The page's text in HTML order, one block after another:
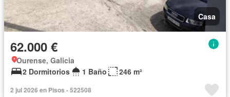
Casa
62.000 €
Ourense, Galicia
2 Dormitorios
1 Baño 246 m²
2 jul 2026 en Pisos - 522508